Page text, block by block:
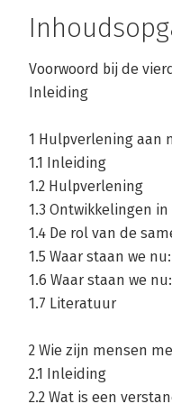
Voorwoord bij de
Inleiding
1 Hulpverlening aan
1.1 Inleiding
1.2 Hulpverlening
1.3 Ontwikkelingen
1.4 De rol van de
1.5 Waar staan we
1.6 Waar staan we
1.7 Literatuur
2 Wie zijn mensen
2.1 Inleiding
2.2 Wat is een